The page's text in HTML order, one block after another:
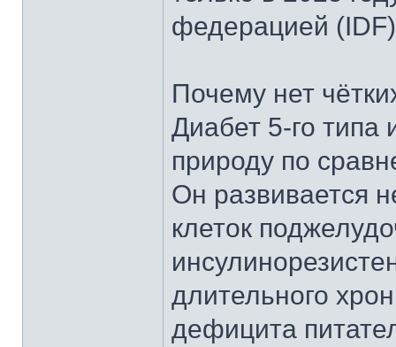
федерацией
Почему нет
Диабет 5-го
природу по
Он развивается
клеток
длительного
дефицита